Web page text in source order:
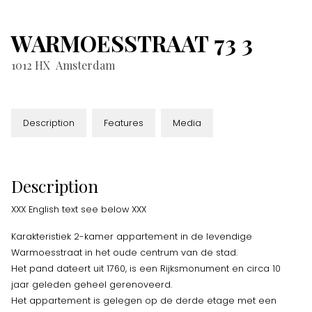
WARMOESSTRAAT73 3
1012 HX Amsterdam
Description Features Media
Description
XXX English text see below XXX
Karakteristiek 2-kamer appartement in de levendige
Warmoesstraat in het oude centrum van de stad.
Het pand dateert uit 1760, is een Rijksmonument en circa 10
jaar geleden geheel gerenoveerd.
Het appartement is gelegen op de derde etage met een